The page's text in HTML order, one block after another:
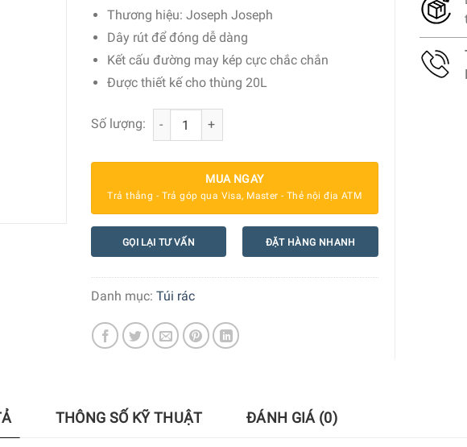
Thương hiệu: Joseph Joseph
Dây rút để đóng dễ dàng
Kết cấu đường may kép cực chắc chắn
Được thiết kế cho thùng 20L
Số lượng: Hộp 20 Túi Đựng Rác 20L Lót Thùng Joseph Joseph IW5 30028
MUA NGAY
Trả thẳng - Trả góp qua Visa, Master - Thẻ nội địa ATM
GỌI LẠI TƯ VẤN ĐẶT HÀNG NHANH
Danh mục: Túi rác
THÔNG SỐ KỸ THUẬT ĐÁNH GIÁ (0)